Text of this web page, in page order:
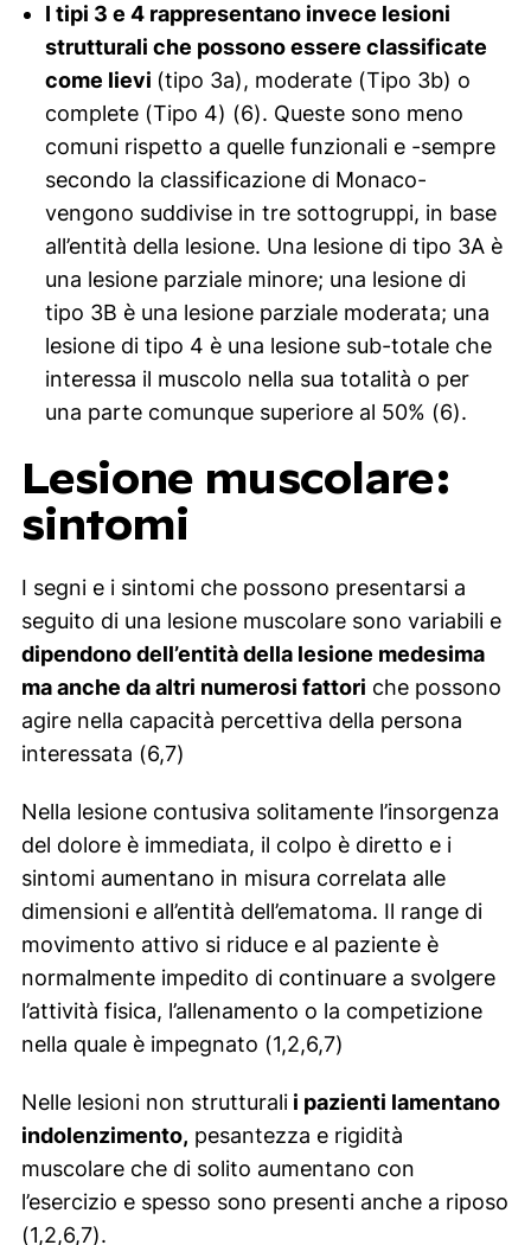
I tipi 3 e 4 rappresentano invece lesioni
strutturali che possono essere classificate
come lievi (tipo 3a), moderate (Tipo 3b) o
complete (Tipo 4) (6). Queste sono meno
comuni rispetto a quelle funzionali e -sempre
secondo la classificazione di Monaco-
vengono suddivise in tre sottogruppi, in base
all’entità della lesione. Una lesione di tipo 3A è
una lesione parziale minore; una lesione di
tipo 3B è una lesione parziale moderata; una
lesione di tipo 4 è una lesione sub-totale che
interessa il muscolo nella sua totalità o per
una parte comunque superiore al 50% (6).
Lesione muscolare:
sintomi
I segni e i sintomi che possono presentarsi a
seguito di una lesione muscolare sono variabili e
dipendono dell’entità della lesione medesima
ma anche da altri numerosi fattori che possono
agire nella capacità percettiva della persona
interessata (6,7)
Nella lesione contusiva solitamente l’insorgenza
del dolore è immediata, il colpo è diretto e i
sintomi aumentano in misura correlata alle
dimensioni e all’entità dell’ematoma. Il range di
movimento attivo si riduce e al paziente è
normalmente impedito di continuare a svolgere
l’attività fisica, l’allenamento o la competizione
nella quale è impegnato (1,2,6,7)
Nelle lesioni non strutturalii pazienti lamentano
indolenzimento, pesantezza e rigidità
muscolare che di solito aumentano con
l’esercizio e spesso sono presenti anche a riposo
(1,2,6,7).